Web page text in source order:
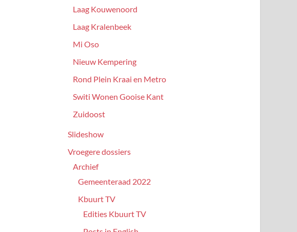
Laag Kouwenoord
Laag Kralenbeek
Mi Oso
Nieuw Kempering
Rond Plein Kraai en Metro
Switi Wonen Gooise Kant
Zuidoost
Slideshow
Vroegere dossiers
Archief
Gemeenteraad 2022
Kbuurt TV
Edities Kbuurt TV